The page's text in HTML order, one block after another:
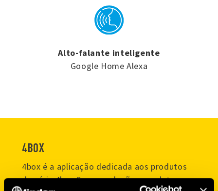
Alto-falante inteligente
Google Home Alexa
4BOX
4box é a aplicação dedicada aos produtos
da série 4box S, uma solução completa para